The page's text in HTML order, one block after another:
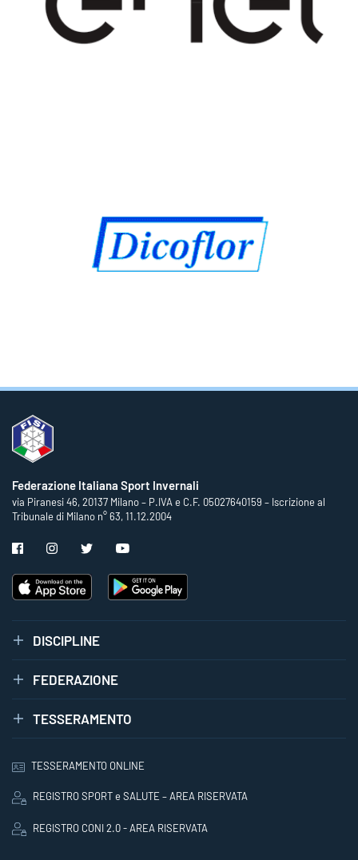
Federazione Italiana Sport Invernali
via Piranesi 46, 20137 Milano – P.IVA e C.F. 05027640159 – Iscrizione al
Tribunale di Milano n° 63, 11.12.2004
DISCIPLINE
FEDERAZIONE
TESSERAMENTO
TESSERAMENTO ONLINE
REGISTRO SPORT e SALUTE – AREA RISERVATA
REGISTRO CONI 2.0 - AREA RISERVATA